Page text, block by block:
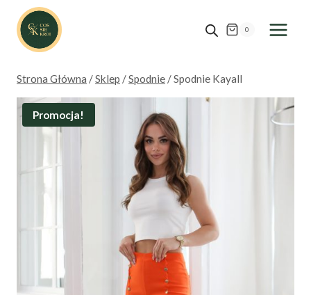
Przejdź
treści
0
Strona Główna /Sklep /Spodnie /Spodnie Kayall
Promocja!